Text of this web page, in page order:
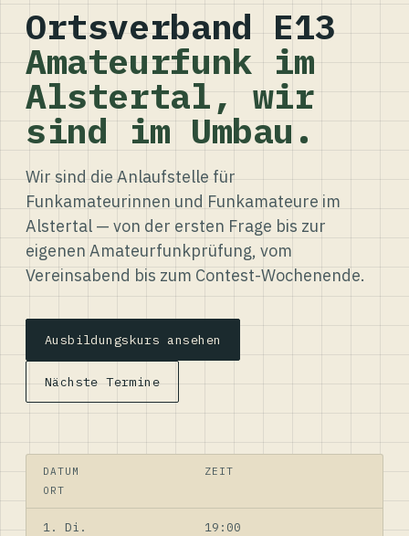
Ortsverband E13
Amateurfunk im
Alstertal, wir
sind im Umbau.
Wir sind die Anlaufstelle für
Funkamateurinnen und Funkamateure im
Alstertal — von der ersten Frage bis zur
eigenen Amateurfunkprüfung, vom
Vereinsabend bis zum Contest-Wochenende.
Ausbildungskurs ansehen
Nächste Termine
DATUM
ZEIT
ORT
1. Di.
19:00